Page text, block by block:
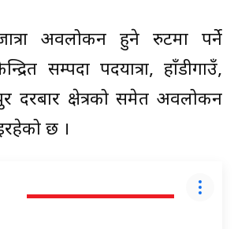
अवलोकन हुने रुटमा पर्ने
सम्पदा पदयात्रा, हाँडीगाउँ,
दरबार क्षेत्रको समेत अवलोकन
छ ।